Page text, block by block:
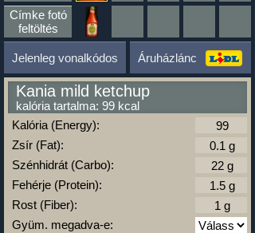
Címke fotó
feltöltés
Jelenleg vonalkódos Áruházlánc
Kania mild ketchup
kalória tartalma: 99 kcal
Kalória (Energy):
Zsír (Fat):
Szénhidrát (Carbo):
Fehérje (Protein):
Rost (Fiber):
Gyüm. megadva-e: